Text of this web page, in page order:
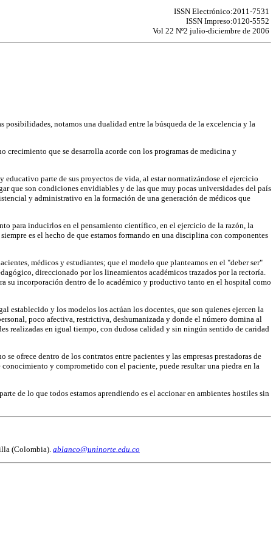
ISSN Electrónico:2011-7531
ISSN Impreso:0120-5552
Vol 22 Nº2 julio-diciembre de 2006
posibilidades, notamos una dualidad entre la búsqueda de la excelencia y la
que se desarrolla acorde con los programas de medicina y
parte de sus proyectos de vida, al estar normatizándose el ejercicio
que son condiciones envidiables y de las que muy pocas universidades del país
y administrativo en la formación de una generación de médicos que
para inducirlos en el pensamiento científico, en el ejercicio de la razón, la
es el hecho de que estamos formando en una disciplina con componentes
médicos y estudiantes; que el modelo que planteamos en el "deber ser"
direccionado por los lineamientos académicos trazados por la rectoría.
su incorporación dentro de lo académico y productivo tanto en el hospital como
establecido y los modelos los actúan los docentes, que son quienes ejercen la
poco afectiva, restrictiva, deshumanizada y donde el número domina al
realizadas en igual tiempo, con dudosa calidad y sin ningún sentido de caridad
ofrece dentro de los contratos entre pacientes y las empresas prestadoras de
y comprometido con el paciente, puede resultar una piedra en la
de lo que todos estamos aprendiendo es el accionar en ambientes hostiles sin
(Colombia). ablanco@uninorte.edu.co